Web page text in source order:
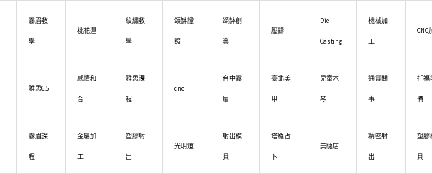
霧眉教
學
桃花運
紋繡教
學
頌缽證
照
頌缽創
業
壓鑄
Die
Casting
機械加
工
CNC
雅思6.5
感情和
合
雅思課
程
cnc
台中霧
眉
臺北美
甲
兒童木
琴
通靈問
事
托福
備
霧眉課
程
金屬加
工
塑膠射
出
光明燈
射出模
具
塔羅占
卜
美睫店
精密射
出
塑膠
具